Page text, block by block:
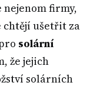
firmy,
chtějí ušetřit za
solární
že jejich
solárních